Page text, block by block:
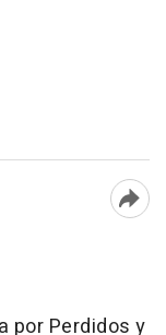
por Perdidos y